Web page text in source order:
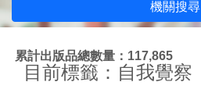
機關搜尋
累計出版品總數量：117,865
目前標籤：自我覺察